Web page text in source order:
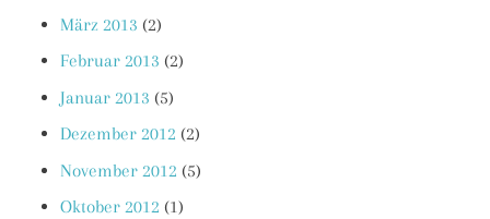
März 2013 (2)
Februar 2013 (2)
Januar 2013 (5)
Dezember 2012 (2)
November 2012 (5)
Oktober 2012 (1)